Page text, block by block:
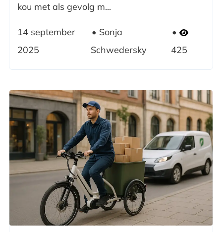
kou met als gevolg m...
14 september
2025
Sonja
Schwedersky
425